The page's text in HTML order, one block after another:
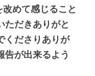
めて感じること
ただきありがと
くださりありが
告が出来るよう